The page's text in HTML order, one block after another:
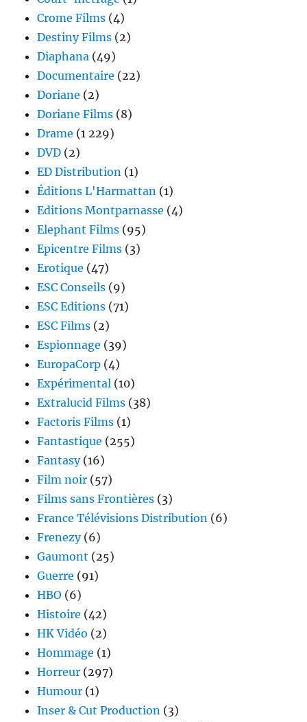
Crome Films (4)
Destiny Films (2)
Diaphana (49)
Documentaire (22)
Doriane (2)
Doriane Films (8)
Drame (1 229)
DVD (2)
ED Distribution (1)
Éditions L'Harmattan (1)
Editions Montparnasse (4)
Elephant Films (95)
Epicentre Films (3)
Erotique (47)
ESC Conseils (9)
ESC Editions (71)
ESC Films (2)
Espionnage (39)
EuropaCorp (4)
Expérimental (10)
Extralucid Films (38)
Factoris Films (1)
Fantastique (255)
Fantasy(16)
Film noir (57)
Films sans Frontières (3)
France Télévisions Distribution (6)
Frenezy(6)
Gaumont (25)
Guerre (91)
HBO (6)
Histoire (42)
HK Vidéo (2)
Hommage (1)
Horreur (297)
Humour (1)
Inser & Cut Production (3)